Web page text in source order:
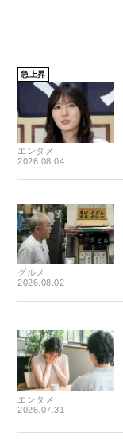
急上昇
エンタメ
2026.08.04
グルメ
2026.08.02
エンタメ
2026.07.31